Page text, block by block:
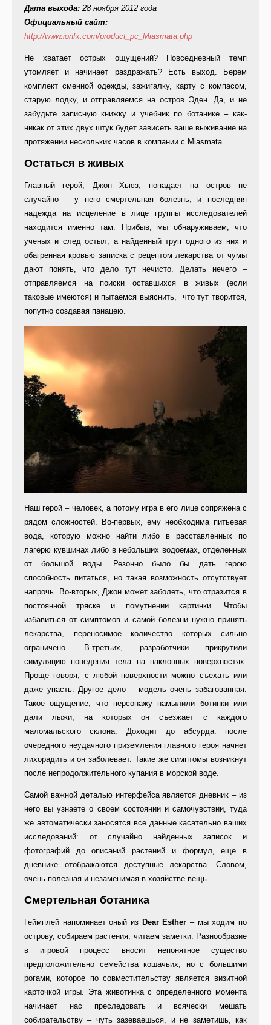
Дата выхода: 28 ноября 2012 года
Официальный сайт:
http://www.ionfx.com/product_pc_Miasmata.php
Не хватает острых ощущений? Повседневный темп
утомляет и начинает раздражать? Есть выход. Берем
комплект сменной одежды, зажигалку, карту с компасом,
старую лодку, и отправляемся на остров Эден. Да, и не
забудьте записную книжку и учебник по ботанике – как-
никак от этих двух штук будет зависеть ваше выживание на
протяжении нескольких часов в компании с Miasmata.
Остаться в живых
Главный герой, Джон Хьюз, попадает на остров не
случайно – у него смертельная болезнь, и последняя
надежда на исцеление в лице группы исследователей
находится именно там. Прибыв, мы обнаруживаем, что
ученых и след остыл, а найденный труп одного из них и
обагренная кровью записка с рецептом лекарства от чумы
дают понять, что дело тут нечисто. Делать нечего –
отправляемся на поиски оставшихся в живых (если
таковые имеются) и пытаемся выяснить, что тут творится,
попутно создавая панацею.
Наш герой – человек, а потому игра в его лице сопряжена с
рядом сложностей. Во-первых, ему необходима питьевая
вода, которую можно найти либо в расставленных по
лагерю кувшинах либо в небольших водоемах, отделенных
от большой воды. Резонно было бы дать герою
способность питаться, но такая возможность отсутствует
напрочь. Во-вторых, Джон может заболеть, что отразится в
постоянной тряске и помутнении картинки. Чтобы
избавиться от симптомов и самой болезни нужно принять
лекарства, переносимое количество которых сильно
ограничено. В-третьих, разработчики прикрутили
симуляцию поведения тела на наклонных поверхностях.
Проще говоря, с любой поверхности можно съехать или
даже упасть. Другое дело – модель очень забагованная.
Такое ощущение, что персонажу намылили ботинки или
дали лыжи, на которых он съезжает с каждого
маломальского склона. Доходит до абсурда: после
очередного неудачного приземления главного героя начнет
лихорадить и он заболевает. Такие же симптомы возникнут
после непродолжительного купания в морской воде.
Самой важной деталью интерфейса является дневник – из
него вы узнаете о своем состоянии и самочувствии, туда
же автоматически заносятся все данные касательно ваших
исследований: от случайно найденных записок и
фотографий до описаний растений и формул, еще в
дневнике отображаются доступные лекарства. Словом,
очень полезная и незаменимая в хозяйстве вещь.
Смертельная ботаника
Геймплей напоминает оный из Dear Esther – мы ходим по
острову, собираем растения, читаем заметки. Разнообразие
в игровой процесс вносит непонятное существо
предположительно семейства кошачьих, но с большими
рогами, которое по совместительству является визитной
карточкой игры. Эта животинка с определенного момента
начинает нас преследовать и всячески мешать
собирательству – чуть зазеваешься, и не заметишь, как